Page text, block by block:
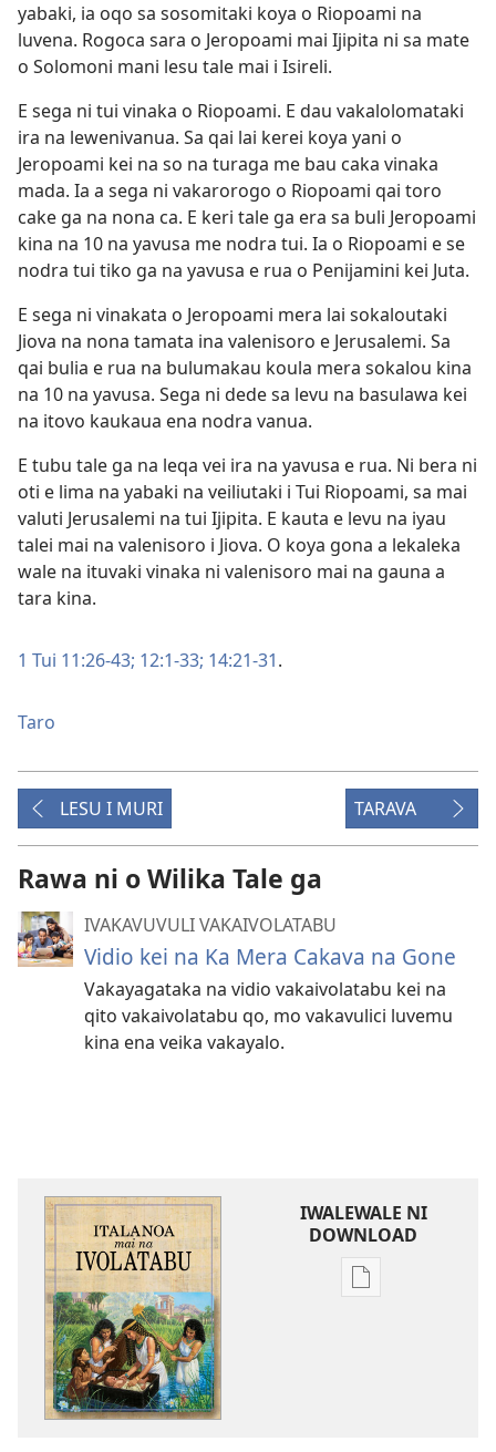
yabaki, ia oqo sa sosomitaki koya o Riopoami na
luvena. Rogoca sara o Jeropoami mai Ijipita ni sa mate
o Solomoni mani lesu tale mai i Isireli.
E sega ni tui vinaka o Riopoami. E dau vakalolomataki
ira na lewenivanua. Sa qai lai kerei koya yani o
Jeropoami kei na so na turaga me bau caka vinaka
mada. Ia a sega ni vakarorogo o Riopoami qai toro
cake ga na nona ca. E keri tale ga era sa buli Jeropoami
kina na 10 na yavusa me nodra tui. Ia o Riopoami e se
nodra tui tiko ga na yavusa e rua o Penijamini kei Juta.
E sega ni vinakata o Jeropoami mera lai sokaloutaki
Jiova na nona tamata ina valenisoro e Jerusalemi. Sa
qai bulia e rua na bulumakau koula mera sokalou kina
na 10 na yavusa. Sega ni dede sa levu na basulawa kei
na itovo kaukaua ena nodra vanua.
E tubu tale ga na leqa vei ira na yavusa e rua. Ni bera ni
oti e lima na yabaki na veiliutaki i Tui Riopoami, sa mai
valuti Jerusalemi na tui Ijipita. E kauta e levu na iyau
talei mai na valenisoro i Jiova. O koya gona a lekaleka
wale na ituvaki vinaka ni valenisoro mai na gauna a
tara kina.
1 Tui 11:26-43; 12:1-33; 14:21-31.
Taro
LESU I MURI TARAVA
Rawa ni o Wilika Tale ga
IVAKAVUVULI VAKAIVOLATABU
Vidio kei na Ka Mera Cakava na Gone
Vakayagataka na vidio vakaivolatabu kei na
qito vakaivolatabu qo, mo vakavulici luvemu
kina ena veika vakayalo.
IWALEWALE NI
DOWNLOAD
Sala